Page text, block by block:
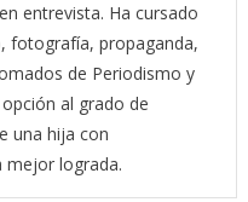
entrevista. Ha cursado
fotografía, propaganda,
de Periodismo y
al grado de
una hija con
mejor lograda.